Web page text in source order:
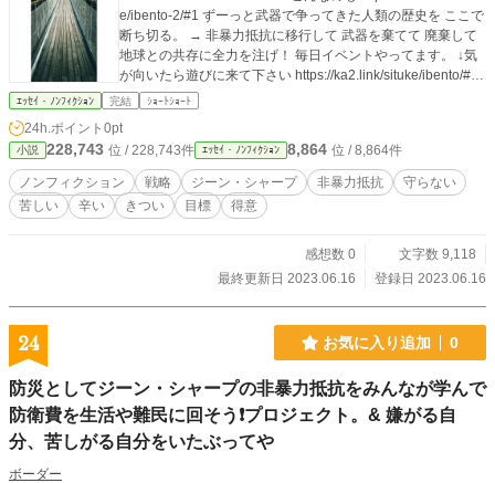
e/ibento-2/#1 ずーっと武器で争ってきた人類の歴史を ここで
断ち切る。 → 非暴力抵抗に移行して 武器を棄てて 廃棄して
地球との共存に全力を注げ！ 毎日イベントやってます。 ↓気
が向いたら遊びに来て下さい https://ka2.link/situke/ibento/#1
↓こんなのも https://ka2.link/situke/ibento-2/#1 非暴力抵抗を
ころを守らない、 ・苦しくても助けない、ほっぱらかしにす
る ・苦しむのを 得意なことにする ・チクショウ、てめえ、
このやろう、って 怒る練習をする ・暴力、格闘技は知らなく
ていい ・自分に酔う https://ka2.link/situke/betusekai-2/#y. 呼
びかけ 6/16 https://facebook.com/boodaa.02/videos/572640
親のない子、捨て子の子供達を 十五年間に渡り無償で五千四
ャリアで店を経営してきました。 弟子も二十人育て世に送り
出し 現在一人で中野区松が丘で一人で経営しています。 http
ｴｯｾｲ・ﾉﾝﾌｨｸｼｮﾝ 完結 ｼｮｰﾄｼｮｰﾄ
24h.ポイント 0pt
小説 228,743 位 / 228,743件 ｴｯｾｲ・ﾉﾝﾌｨｸｼｮﾝ 8,864 位 / 8,864件
ノンフィクション 戦略 ジーン・シャープ 非暴力抵抗
守らない
苦しい
辛い きつい 目標 得意
感想数 0
文字数 9,118
最終更新日 2023.06.16
登録日 2023.06.16
24 お気に入り追加 0
防災としてジーン・シャープの非暴力抵抗をみんなが学んで
防衛費を生活や難民に回そう❗プロジェクト。& 嫌がる自
分、苦しがる自分をいたぶってや
ボーダー